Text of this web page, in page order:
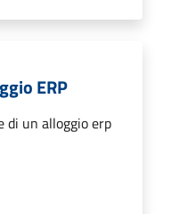
ERP
di un alloggio erp